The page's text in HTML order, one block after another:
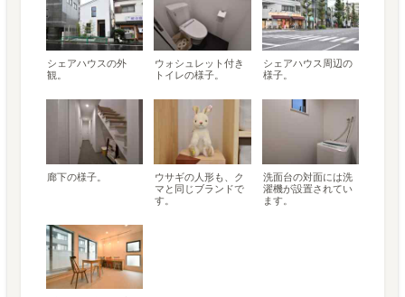
シェアハウスの外
観。
ウォシュレット付き
トイレの様子。
シェアハウス周辺の
様子。
廊下の様子。
ウサギの人形も、ク
マと同じブランドで
す。
洗面台の対面には洗
濯機が設置されてい
ます。